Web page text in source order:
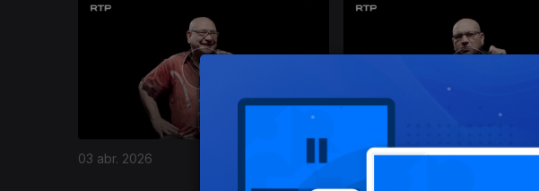
03 abr. 2026 02 abr. 2026